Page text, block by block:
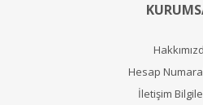
Hesap
İletişim